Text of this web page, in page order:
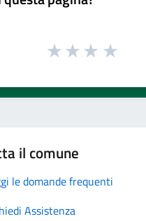
il comune
le domande frequenti
Assistenza